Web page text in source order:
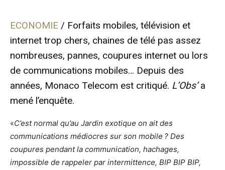
ECONOMIE / Forfaits mobiles, télévision et
internet trop chers, chaines de télé pas assez
nombreuses, pannes, coupures internet ou lors
de communications mobiles… Depuis des
années, Monaco Telecom est critiqué. L’Obs’a
mené l’enquête.
«C’est normal qu’au Jardin exotique on ait des
communications médiocres sur son mobile ? Des
coupures pendant la communication, hachages,
impossible de rappeler par intermittence, BIP BIP BIP,